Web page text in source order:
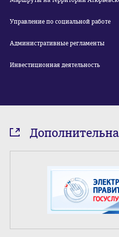
Управление по социальной работе
Административные регламенты
Инвестиционная деятельность